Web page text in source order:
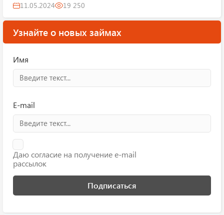
11.05.2024 19 250
Узнайте о новых займах
Имя
E-mail
Даю согласие на получение e-mail
рассылок
Подписаться